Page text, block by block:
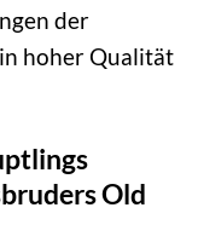
der
hoher Qualität
Old